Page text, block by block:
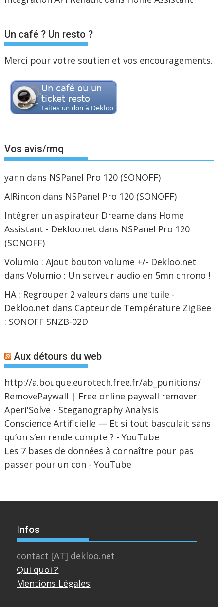
Un café ? Un resto ?
Merci pour votre soutien et vos encouragements.
Vos avis/rmq
yann dans NSPanel Pro 120 (SONOFF)
AIRincon dans NSPanel Pro 120 (SONOFF)
Intégrer un aspirateur Dreame dans Home
Assistant - Dekloo.net dans NSPanel Pro 120
(SONOFF)
Volumio : Ajout bouton volume +/- Dekloo.net
dansVolumio : Un serveur audio en 5mn chrono !
HA : Regrouper 2 valeurs dans une tuile -
Dekloo.net dans Capteur de Température ZigBee
: SONOFF SNZB-02D
Aux détours du web
http://a.bouque.eurotech.free.fr/ab_punitions/
RemovePaywall | Free online paywall remover
Aperi'Solve - Steganography Analysis
Conscience Artificielle — Et si tout basculait sans
qu’on s’en rende compte ? - YouTube
Les 7 bases de données à connaître pour pas
passer pour un con - YouTube
Infos
contact [AT] dekloo.net
Qui quoi ?
Mentions Légales